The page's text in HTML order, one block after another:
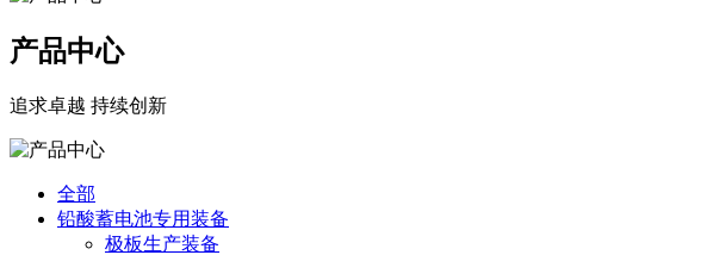
产品中心
追求卓越 持续创新
全部
铅酸蓄电池专用装备
极板生产装备